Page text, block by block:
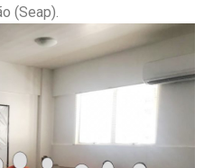
(Seap).